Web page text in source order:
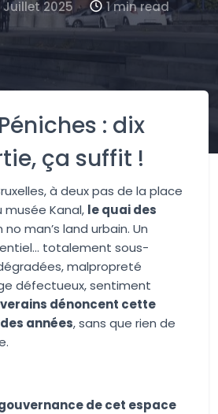
Juillet 2025 1 min read
: dix
ça suffit !
à deux pas de la place
Kanal, le quai des
man’s land urbain. Un
totalement sous-
malpropreté
défectueux, sentiment
dénoncent cette
années, sans que rien de
de cet espace